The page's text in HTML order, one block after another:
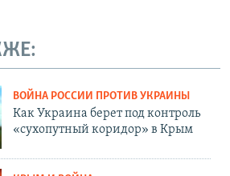
ВОЙНА РОССИИ ПРОТИВ УКРАИНЫ
Как Украина берет под контроль
«сухопутный коридор» в Крым